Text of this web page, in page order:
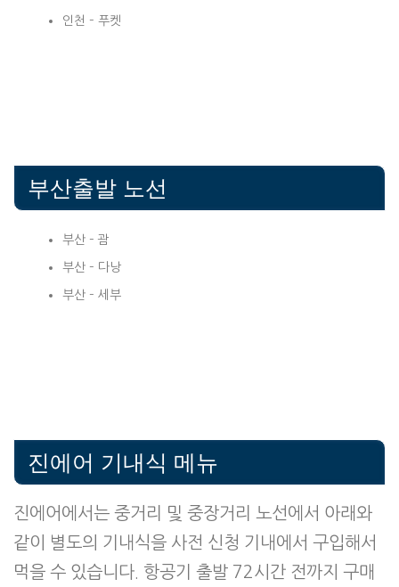
인천 – 푸켓
부산출발 노선
부산 – 괌
부산 – 다낭
부산 – 세부
진에어 기내식 메뉴
진에어에서는 중거리 및 중장거리 노선에서 아래와
같이 별도의 기내식을 사전 신청 기내에서 구입해서
먹을 수 있습니다. 항공기 출발 72시간 전까지 구매